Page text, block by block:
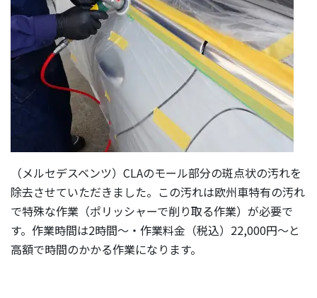
（メルセデスベンツ）CLAのモール部分の斑点状の汚れを
除去させていただきました。この汚れは欧州車特有の汚れ
で特殊な作業（ポリッシャーで削り取る作業）が必要で
す。作業時間は2時間～・作業料金（税込）22,000円～と
高額で時間のかかる作業になります。